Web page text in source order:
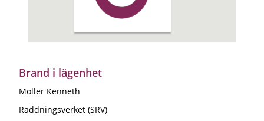
Brand i lägenhet
Möller Kenneth
Räddningsverket (SRV)